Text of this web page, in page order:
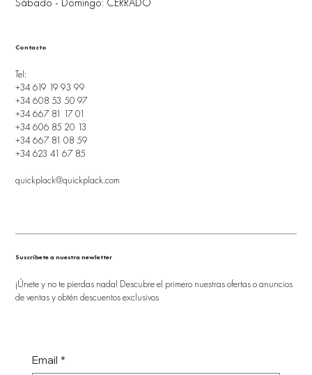
Tel:
+34 619 19 93 99
+34 608 53 50 97
+34 667 81 17 01
+34 606 85 20 13
+34 667 81 08 59
+34 623 41 67 85
quickplack@quickplack.com
Contacto
Suscríbete a nuestra newletter
¡Únete y no te pierdas nada! Descubre el primero nuestras ofertas o anuncios
de ventas y obtén descuentos exclusivos
Email *